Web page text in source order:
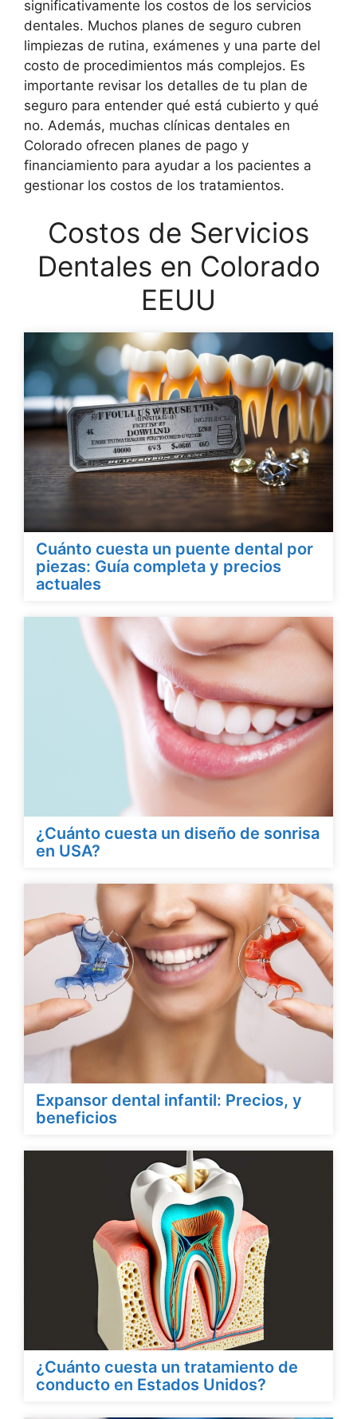
significativamente los costos de los servicios
dentales. Muchos planes de seguro cubren
limpiezas de rutina, exámenes y una parte del
costo de procedimientos más complejos. Es
importante revisar los detalles de tu plan de
seguro para entender qué está cubierto y qué
no. Además, muchas clínicas dentales en
Colorado ofrecen planes de pago y
financiamiento para ayudar a los pacientes a
gestionar los costos de los tratamientos.
Costos de Servicios
Dentales en Colorado
EEUU
Cuánto cuesta un puente dental por
piezas: Guía completa y precios
actuales
¿Cuánto cuesta un diseño de sonrisa
en USA?
Expansor dental infantil: Precios, y
beneficios
¿Cuánto cuesta un tratamiento de
conducto en Estados Unidos?